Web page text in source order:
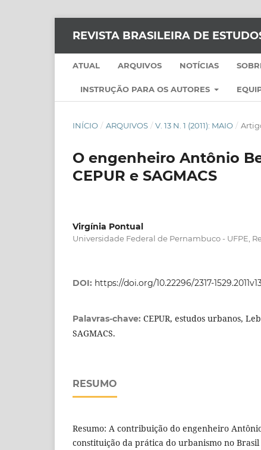
REVISTA BRASILEIRA DE
ATUAL ARQUIVOS NOTÍCIAS
INSTRUÇÃO PARA OS AUTORES
INÍCIO / ARQUIVOS / V. 13 N. 1 (2011): MAIO /
O engenheiro Antônio
CEPUR e SAGMACS
Virgínia Pontual
Universidade Federal de Pernambuco - UFPE,
DOI: https://doi.org/10.22296/2317-
Palavras-chave: CEPUR, estudos urbanos,
SAGMACS.
RESUMO
Resumo: A contribuição do engenheiro
constituição da prática do urbanismo no